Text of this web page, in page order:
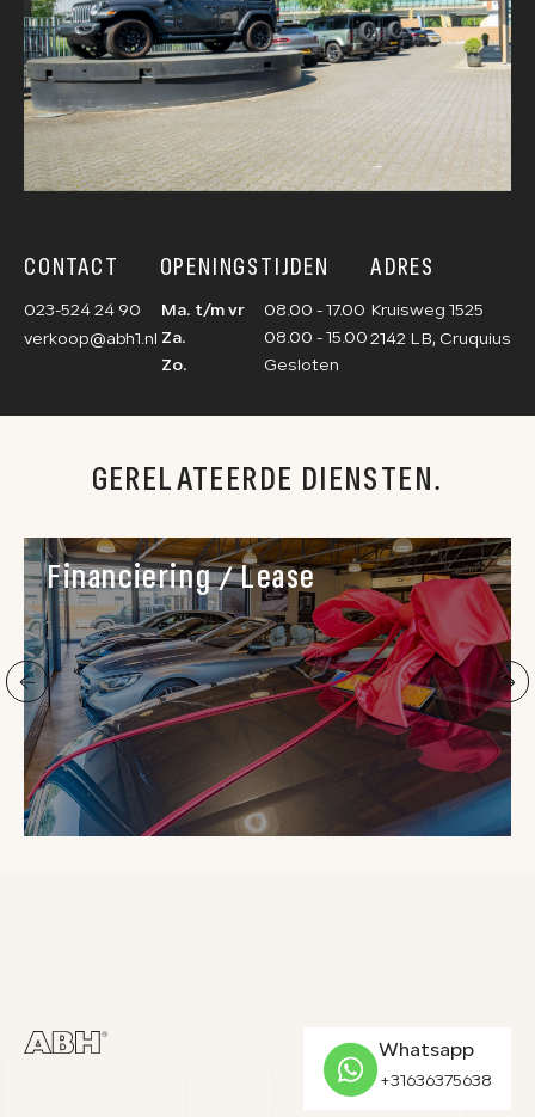
CONTACT
023-524 24 90
verkoop@abh1.nl
OPENINGSTIJDEN
Ma. t/m vr
08.00 - 17.00
Za.
08.00 - 15.00
Zo.
Gesloten
ADRES
Kruisweg 1525
2142 LB, Cruquius
GERELATEERDE DIENSTEN.
Financiering / Lease
Whatsapp
+31636375638